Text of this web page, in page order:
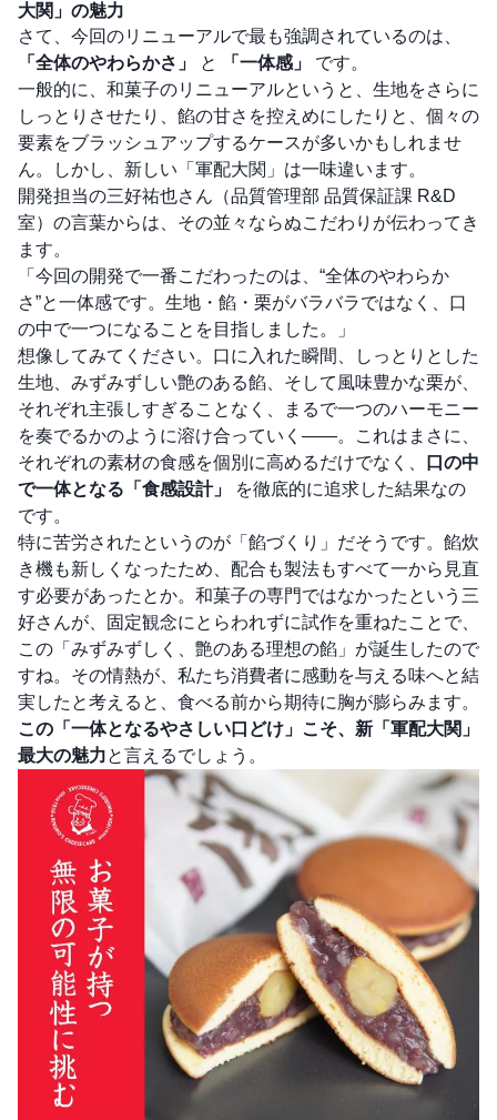
大関」の魅力
さて、今回のリニューアルで最も強調されているのは、
「全体のやわらかさ」
と 「一体感」
です。
一般的に、和菓子のリニューアルというと、生地をさらに
しっとりさせたり、餡の甘さを控えめにしたりと、個々の
要素をブラッシュアップするケースが多いかもしれませ
ん。しかし、新しい「軍配大関」は一味違います。
開発担当の三好祐也さん（品質管理部 品質保証課 R&D
室）の言葉からは、その並々ならぬこだわりが伝わってき
ます。
「今回の開発で一番こだわったのは、“全体のやわらか
さ”と一体感です。生地・餡・栗がバラバラではなく、口
の中で一つになることを目指しました。」
想像してみてください。口に入れた瞬間、しっとりとした
生地、みずみずしい艶のある餡、そして風味豊かな栗が、
それぞれ主張しすぎることなく、まるで一つのハーモニー
を奏でるかのように溶け合っていく――。これはまさに、
それぞれの素材の食感を個別に高めるだけでなく、
口の中
で一体となる「食感設計」
を徹底的に追求した結果なの
です。
特に苦労されたというのが「餡づくり」だそうです。餡炊
き機も新しくなったため、配合も製法もすべて一から見直
す必要があったとか。和菓子の専門ではなかったという三
好さんが、固定観念にとらわれずに試作を重ねたことで、
この「みずみずしく、艶のある理想の餡」が誕生したので
すね。その情熱が、私たち消費者に感動を与える味へと結
実したと考えると、食べる前から期待に胸が膨らみます。
この「一体となるやさしい口どけ」こそ、新「軍配大関」
最大の魅力と言えるでしょう。